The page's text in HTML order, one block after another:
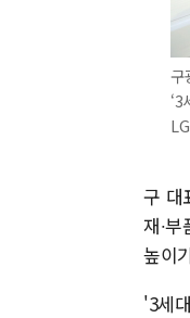
구
구 대
재∙
높이
'3세